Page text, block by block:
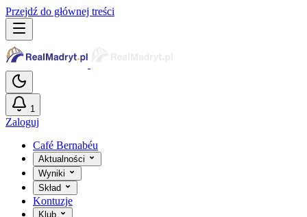
Przejdź do głównej treści
1
Zaloguj
Café Bernabéu
Aktualności
Wyniki
Skład
Kontuzje
Klub